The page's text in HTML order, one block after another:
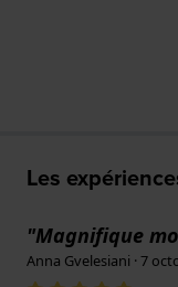
Les
"Magnifique
Anna Gvelesiani · 7